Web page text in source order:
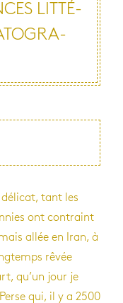
LIT­TÉ­
déli­cat, tant les
ont contraint
allée en Iran, à
rêvée
qu’un jour je
qui, il y a 2500